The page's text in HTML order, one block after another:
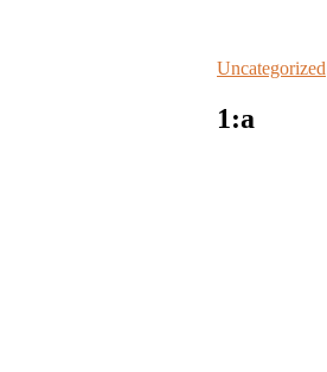
Uncategorized
1:a